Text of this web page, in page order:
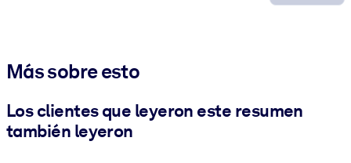
Más sobre esto
Los clientes que leyeron este resumen
también leyeron